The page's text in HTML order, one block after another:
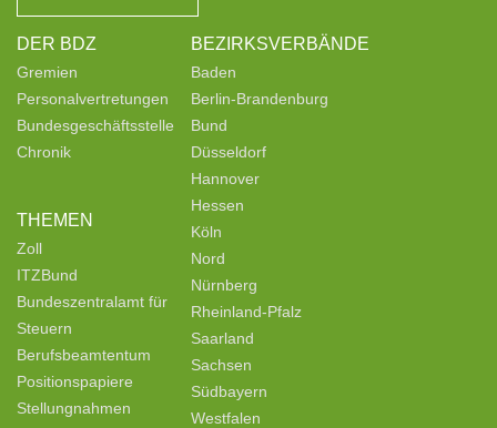
DER BDZ
Gremien
Personalvertretungen
Bundesgeschäftsstelle
Chronik
THEMEN
Zoll
ITZBund
Bundeszentralamt für
Steuern
Berufsbeamtentum
Positionspapiere
Stellungnahmen
BEZIRKSVERBÄNDE
Baden
Berlin-Brandenburg
Bund
Düsseldorf
Hannover
Hessen
Köln
Nord
Nürnberg
Rheinland-Pfalz
Saarland
Sachsen
Südbayern
Westfalen